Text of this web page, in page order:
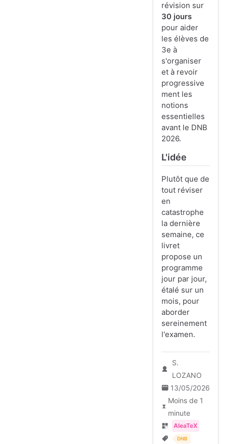
révision sur
30 jours
pour aider
les élèves de
3e à
s'organiser
et à revoir
progressive
ment les
notions
essentielles
avant le DNB
2026.
L'idée
Plutôt que de
tout réviser
en
catastrophe
la dernière
semaine, ce
livret
propose un
programme
jour par jour,
étalé sur un
mois, pour
aborder
sereinement
l'examen.
S.
LOZANO
13/05/2026
Moins de 1
minute
AleaTeX
DNB